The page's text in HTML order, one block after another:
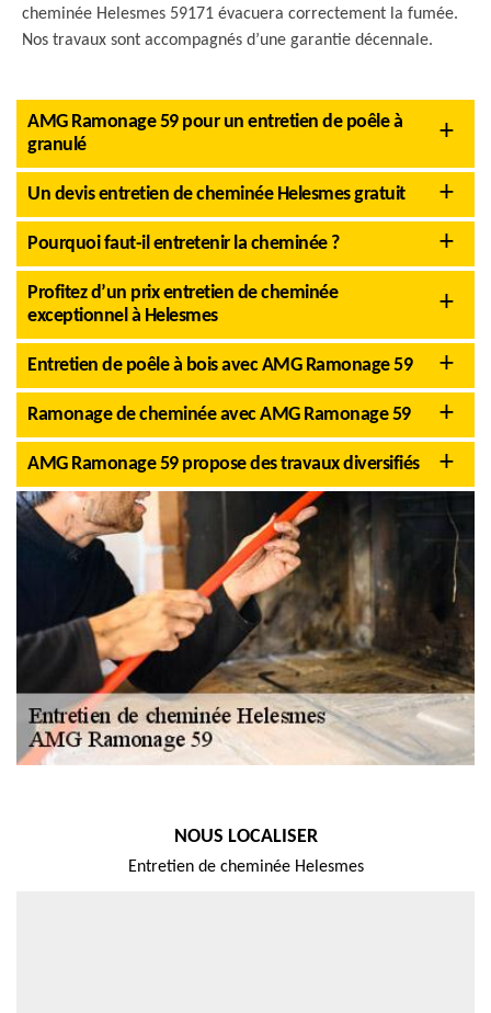
cheminée Helesmes 59171 évacuera correctement la fumée.
Nos travaux sont accompagnés d’une garantie décennale.
AMG Ramonage 59 pour un entretien de poêle à
granulé
Un devis entretien de cheminée Helesmes gratuit
Pourquoi faut-il entretenir la cheminée ?
Profitez d’un prix entretien de cheminée
exceptionnel à Helesmes
Entretien de poêle à bois avec AMG Ramonage 59
Ramonage de cheminée avec AMG Ramonage 59
AMG Ramonage 59 propose des travaux diversifiés
NOUS LOCALISER
Entretien de cheminée Helesmes